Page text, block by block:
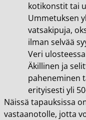
kotikonstit tai
Ummetuksen
vatsakipuja,
ilman selvää
Veri
Äkillinen ja
paheneminen
erityisesti yli
Näissä tapauksissa
vastaanotolle, jotta